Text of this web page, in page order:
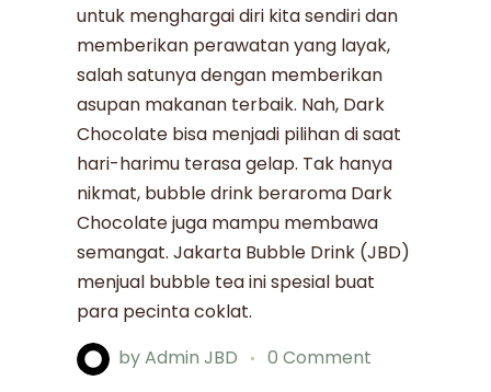
untuk menghargai diri kita sendiri dan
memberikan perawatan yang layak,
salah satunya dengan memberikan
asupan makanan terbaik. Nah, Dark
Chocolate bisa menjadi pilihan di saat
hari-harimu terasa gelap. Tak hanya
nikmat, bubble drink beraroma Dark
Chocolate juga mampu membawa
semangat. Jakarta Bubble Drink (JBD)
menjual bubble tea ini spesial buat
para pecinta coklat.
byAdmin JBD
0 Comment